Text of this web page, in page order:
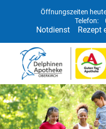
Öffnungszeiten
Telefon:
Notdienst Rezept